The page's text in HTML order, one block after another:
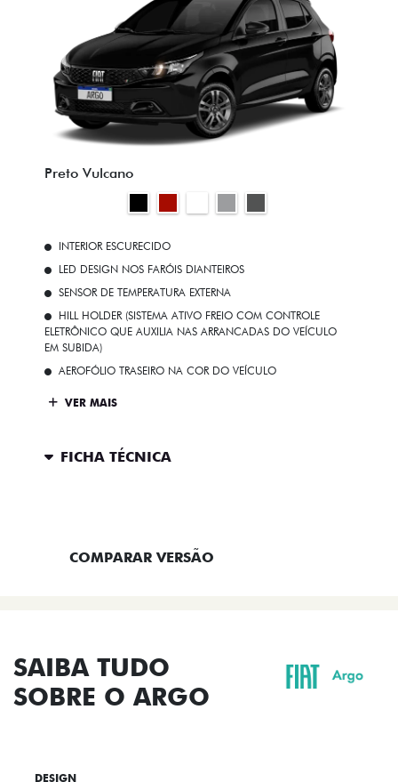
Preto Vulcano
INTERIOR ESCURECIDO
LED DESIGN NOS FARÓIS DIANTEIROS
SENSOR DE TEMPERATURA EXTERNA
HILL HOLDER (SISTEMA ATIVO FREIO COM CONTROLE
ELETRÔNICO QUE AUXILIA NAS ARRANCADAS DO VEÍCULO
EM SUBIDA)
AEROFÓLIO TRASEIRO NA COR DO VEÍCULO
VER MAIS
FICHA TÉCNICA
COMPARAR VERSÃO
SAIBA TUDO
SOBRE O ARGO
DESIGN